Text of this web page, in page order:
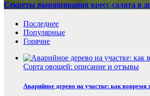
Секреты выращивания кресс-салата в
Последнее
Популярные
Горячие
Сорта овощей: описание и отзывы
Аварийное дерево на участке: как вовремя